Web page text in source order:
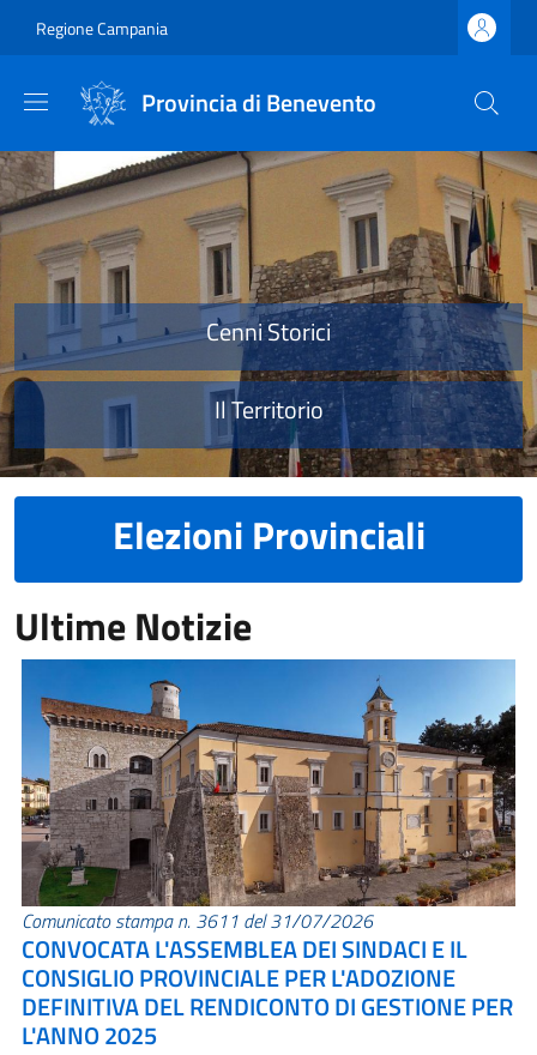
Regione Campania
Provincia di Benevento
Provincia di Benevento
Cenni Storici
Il Territorio
Elezioni Provinciali
Ultime Notizie
Comunicato stampa n. 3611 del 31/07/2026
CONVOCATA L'ASSEMBLEA DEI SINDACI E IL
CONSIGLIO PROVINCIALE PER L'ADOZIONE
DEFINITIVA DEL RENDICONTO DI GESTIONE PER
L'ANNO 2025